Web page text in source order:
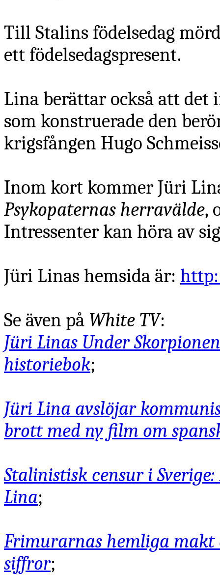
Till Stalins födelsedag
ett födelsedagspresent.
Lina berättar också att
som konstruerade den
krigsfången Hugo
Inom kort kommer Jüri
Psykopaternas herravälde,
Intressenter kan höra av
Jüri Linas hemsida är:
Se även på White TV:
Jüri Linas Under
historiebok;
Jüri Lina avslöjar
brott med ny film om
Stalinistisk censur i
Lina;
Frimurarnas hemliga makt
siffror;